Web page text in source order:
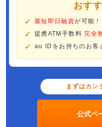
おす
最短即日融資が可能！
提携ATM手数料完全
au IDをお持ちのお客
まずはカン
公式ペ